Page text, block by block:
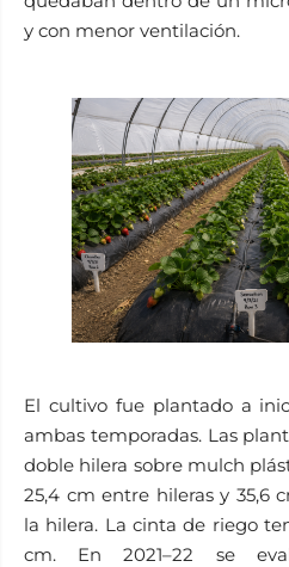
y con menor ventilación.
El cultivo fue plantado a
ambas temporadas. Las
doble hilera sobre mulch
25,4 cm entre hileras y 35,6
la hilera. La cinta de riego
cm. En 2021–22 se